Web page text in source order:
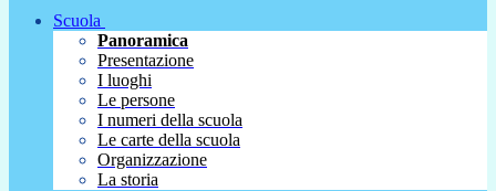
Scuola
Panoramica
Presentazione
I luoghi
Le persone
I numeri della scuola
Le carte della scuola
Organizzazione
La storia